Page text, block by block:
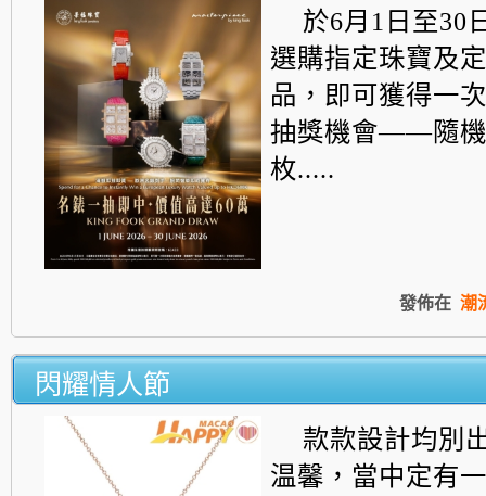
於6月1日至30
選購指定珠寶及
品，即可獲得一
抽獎機會——隨
枚.....
發佈在 潮
閃耀情人節
款款設計均別
温馨， 當中定有